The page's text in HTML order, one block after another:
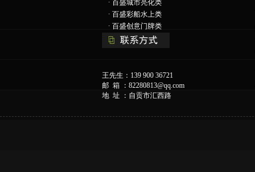
· 百盛城市亮化类
· 百盛彩船水上类
· 百盛创意门牌类
王先生：139 900 36721
邮 箱 ： 82280813@qq.com
地 址 ：自贡市汇西路